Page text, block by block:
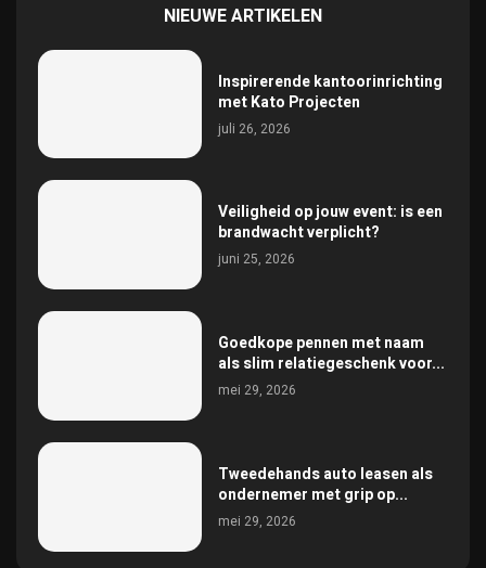
NIEUWE ARTIKELEN
Inspirerende kantoorinrichting
met Kato Projecten
juli 26, 2026
Veiligheid op jouw event: is een
brandwacht verplicht?
juni 25, 2026
Goedkope pennen met naam
als slim relatiegeschenk voor...
mei 29, 2026
Tweedehands auto leasen als
ondernemer met grip op...
mei 29, 2026